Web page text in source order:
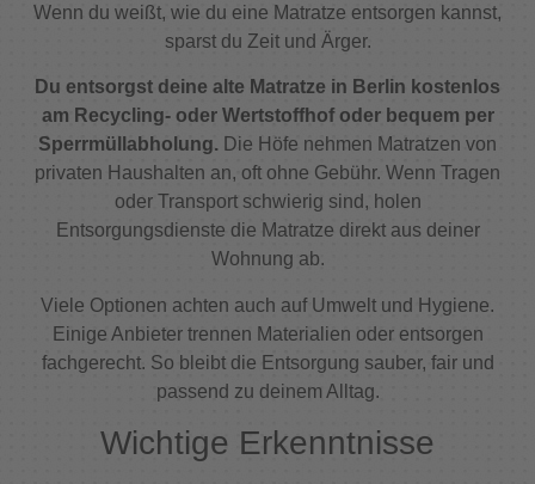
Wenn du weißt, wie du eine Matratze entsorgen kannst,
sparst du Zeit und Ärger.
Du entsorgst deine alte Matratze in Berlin kostenlos
am Recycling- oder Wertstoffhof oder bequem per
Sperrmüllabholung. Die Höfe nehmen Matratzen von
privaten Haushalten an, oft ohne Gebühr. Wenn Tragen
oder Transport schwierig sind, holen
Entsorgungsdienste die Matratze direkt aus deiner
Wohnung ab.
Viele Optionen achten auch auf Umwelt und Hygiene.
Einige Anbieter trennen Materialien oder entsorgen
fachgerecht. So bleibt die Entsorgung sauber, fair und
passend zu deinem Alltag.
Wichtige Erkenntnisse